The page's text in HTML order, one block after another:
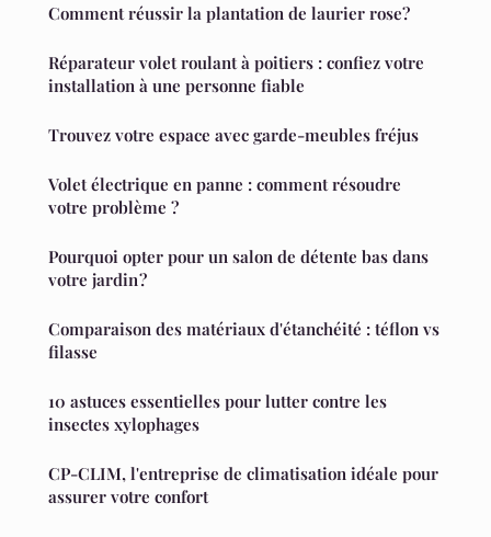
Comment réussir la plantation de laurier rose?
Réparateur volet roulant à poitiers : confiez votre
installation à une personne fiable
Trouvez votre espace avec garde-meubles fréjus
Volet électrique en panne : comment résoudre
votre problème ?
Pourquoi opter pour un salon de détente bas dans
votre jardin ?
Comparaison des matériaux d'étanchéité : téflon vs
filasse
10 astuces essentielles pour lutter contre les
insectes xylophages
CP-CLIM, l'entreprise de climatisation idéale pour
assurer votre confort